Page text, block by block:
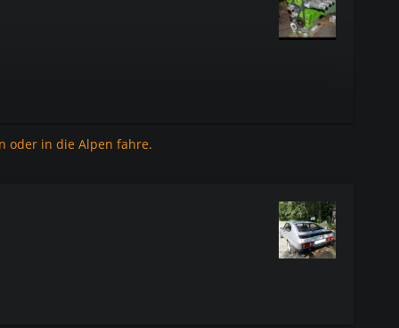
oder in die Alpen fahre.